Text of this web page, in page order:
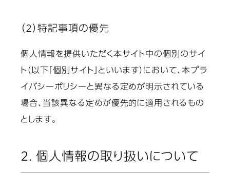
（2）特記事項の優先
個人情報を提供いただく本サイト中の個別のサイ
ト（以下「個別サイト」といいます）において、本プラ
イバシーポリシーと異なる定めが明示されている
場合、当該異なる定めが優先的に適用されるもの
とします。
2. 個人情報の取り扱いについて